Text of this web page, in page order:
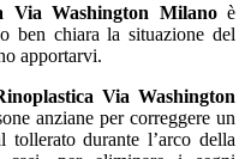
Via Washington Milanoè
ben chiara la situazione del
apportarvi.
Via Washington
anziane per correggere un
tollerato durante l’arco della